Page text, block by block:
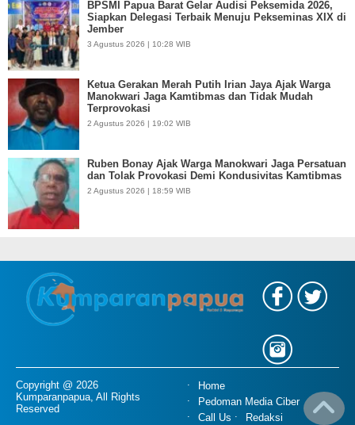
BPSMI Papua Barat Gelar Audisi Peksemida 2026,
Siapkan Delegasi Terbaik Menuju Pekseminas XIX di
Jember
3 Agustus 2026 | 10:28 WIB
Ketua Gerakan Merah Putih Irian Jaya Ajak Warga
Manokwari Jaga Kamtibmas dan Tidak Mudah
Terprovokasi
2 Agustus 2026 | 19:02 WIB
Ruben Bonay Ajak Warga Manokwari Jaga Persatuan
dan Tolak Provokasi Demi Kondusivitas Kamtibmas
2 Agustus 2026 | 18:59 WIB
Copyright @ 2026
Kumparanpapua, All Rights
Reserved
Home
Pedoman Media Ciber
Call Us
Redaksi